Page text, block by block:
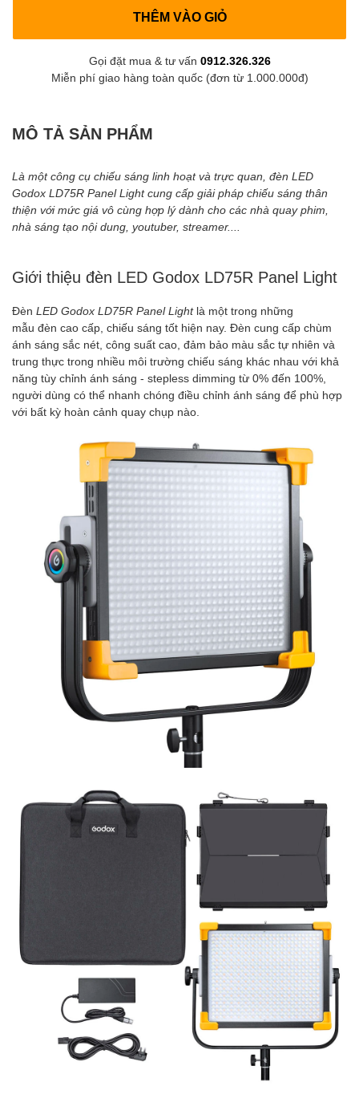
THÊM VÀO GIỎ
Gọi đặt mua & tư vấn 0912.326.326
Miễn phí giao hàng toàn quốc (đơn từ 1.000.000đ)
MÔ TẢ SẢN PHẨM
Là một công cụ chiếu sáng linh hoạt và trực quan, đèn LED
Godox LD75R Panel Light cung cấp giải pháp chiếu sáng thân
thiện với mức giá vô cùng hợp lý dành cho các nhà quay phim,
nhà sáng tạo nội dung, youtuber, streamer....
Giới thiệu đèn LED Godox LD75R Panel Light
Đèn LED Godox LD75R Panel Lightlà một trong những
mẫu đèn cao cấp, chiếu sáng tốt hiện nay. Đèn cung cấp chùm
ánh sáng sắc nét, công suất cao, đảm bảo màu sắc tự nhiên và
trung thực trong nhiều môi trường chiếu sáng khác nhau với khả
năng tùy chỉnh ánh sáng - stepless dimming từ 0% đến 100%,
người dùng có thể nhanh chóng điều chỉnh ánh sáng để phù hợp
với bất kỳ hoàn cảnh quay chụp nào.